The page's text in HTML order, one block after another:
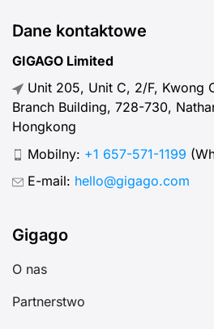
Dane kontaktowe
GIGAGO Limited
Unit 205, Unit C, 2/F, Kwong
Branch Building, 728-730,
Hongkong
Mobilny: +1 657-571-1199
E-mail: hello@gigago.com
Gigago
O nas
Partnerstwo